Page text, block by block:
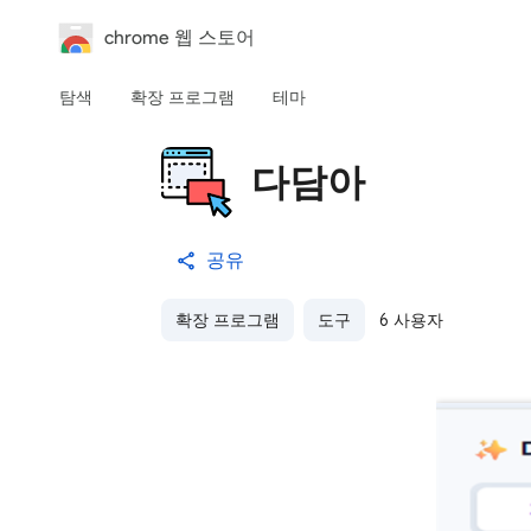
chrome 웹 스토어
탐색 확장 프로그램 테마
다담아
공유
확장 프로그램 도구 6 사용자